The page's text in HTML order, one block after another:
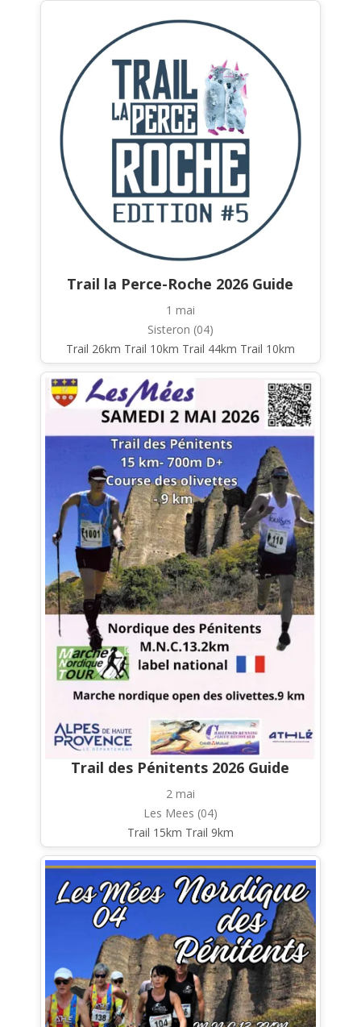
Trail la Perce-Roche 2026 Guide
1 mai
Sisteron (04)
Trail 26km Trail 10km Trail 44km Trail 10km
Trail des Pénitents 2026 Guide
2 mai
Les Mees (04)
Trail 15km Trail 9km